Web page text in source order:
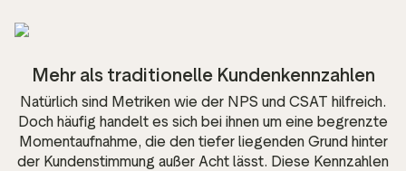
Mehr als traditionelle Kundenkennzahlen
Natürlich sind Metriken wie der NPS und CSAT hilfreich.
Doch häufig handelt es sich bei ihnen um eine begrenzte
Momentaufnahme, die den tiefer liegenden Grund hinter
der Kundenstimmung außer Acht lässt. Diese Kennzahlen